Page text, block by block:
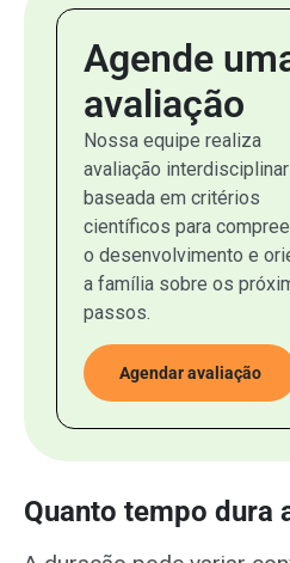
Agende
avaliação
Nossa equipe realiza
avaliação interdisciplinar
baseada em critérios
científicos para
o desenvolvimento e
a família sobre os
passos.
Agendar avaliação
Quanto tempo dura